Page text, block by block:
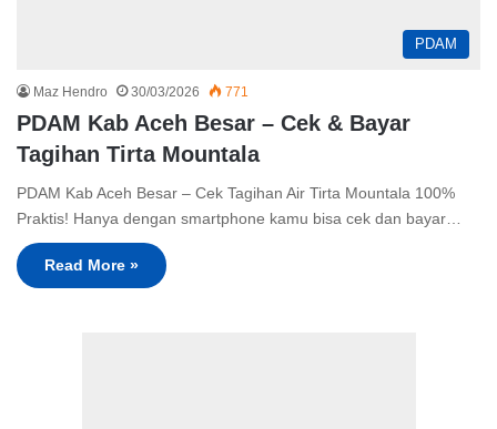
PDAM
Maz Hendro 30/03/2026 771
PDAM Kab Aceh Besar – Cek & Bayar
Tagihan Tirta Mountala
PDAM Kab Aceh Besar – Cek Tagihan Air Tirta Mountala 100%
Praktis! Hanya dengan smartphone kamu bisa cek dan bayar…
Read More »